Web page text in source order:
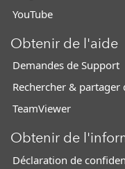
YouTube
Obtenir de l'aide
Demandes de Support
Rechercher & partager
TeamViewer
Obtenir de
Déclaration de